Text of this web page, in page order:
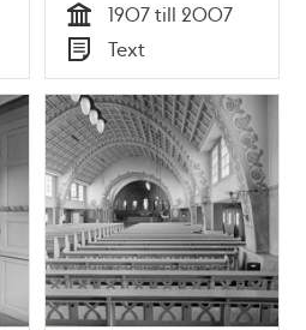
Tid
1907 till 2007
Typ
Text